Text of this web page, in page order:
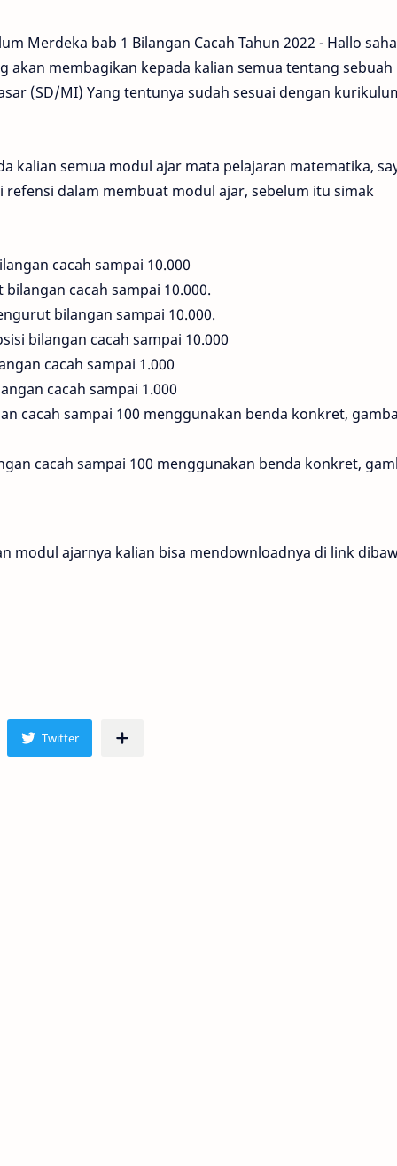
Merdeka bab 1 Bilangan Cacah Tahun 2022 - Hallo
akan membagikan kepada kalian semua tentang sebuah
(SD/MI) Yang tentunya sudah sesuai dengan
kalian semua modul ajar mata pelajaran matematika,
dalam membuat modul ajar, sebelum itu simak
cacah sampai 10.000
cacah sampai 10.000.
bilangan sampai 10.000.
bilangan cacah sampai 10.000
cacah sampai 1.000
cacah sampai 1.000
cacah sampai 100 menggunakan benda konkret,
cacah sampai 100 menggunakan benda konkret,
modul ajarnya kalian bisa mendownloadnya di link